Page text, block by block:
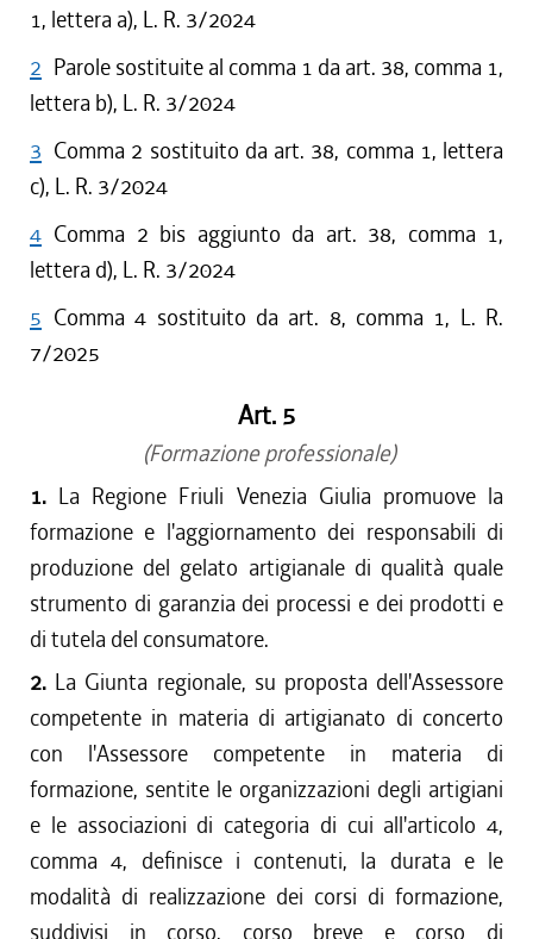
1, lettera a), L. R. 3/2024
2 Parole sostituite al comma 1 da art. 38, comma 1,
lettera b), L. R. 3/2024
3 Comma 2 sostituito da art. 38, comma 1, lettera
c), L. R. 3/2024
4 Comma 2 bis aggiunto da art. 38, comma 1,
lettera d), L. R. 3/2024
5 Comma 4 sostituito da art. 8, comma 1, L. R.
7/2025
Art. 5
(Formazione professionale)
1. La Regione Friuli Venezia Giulia promuove la
formazione e l'aggiornamento dei responsabili di
produzione del gelato artigianale di qualità quale
strumento di garanzia dei processi e dei prodotti e
di tutela del consumatore.
2. La Giunta regionale, su proposta dell'Assessore
competente in materia di artigianato di concerto
con l'Assessore competente in materia di
formazione, sentite le organizzazioni degli artigiani
e le associazioni di categoria di cui all'articolo 4,
comma 4, definisce i contenuti, la durata e le
modalità di realizzazione dei corsi di formazione,
suddivisi in corso, corso breve e corso di